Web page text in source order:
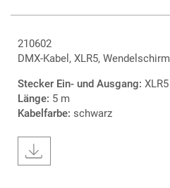
210602
DMX-Kabel, XLR5, Wendelschirm
Stecker Ein- und Ausgang: XLR5
Länge: 5 m
Kabelfarbe: schwarz